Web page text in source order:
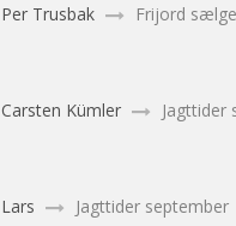
Per Trusbak Frijord
Carsten Kümler Jagttider
Lars Jagttider september